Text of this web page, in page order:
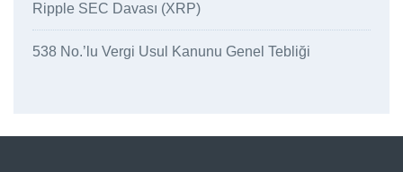
Ripple SEC Davası (XRP)
538 No.’lu Vergi Usul Kanunu Genel Tebliği